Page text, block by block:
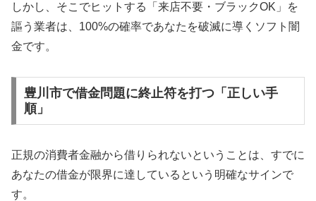
しかし、そこでヒットする「来店不要・ブラックOK」を
謳う業者は、100%の確率であなたを破滅に導くソフト闇
金です。
豊川市で借金問題に終止符を打つ「正しい手
順」
正規の消費者金融から借りられないということは、すでに
あなたの借金が限界に達しているという明確なサインで
す。